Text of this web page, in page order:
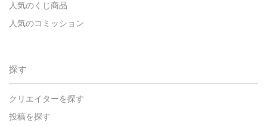
人気のくじ商品
人気のコミッション
探す
クリエイターを探す
投稿を探す